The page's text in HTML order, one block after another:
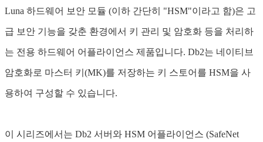
Luna 하드웨어 보안 모듈 (이하 간단히 "HSM"이라고 함)은 고
급 보안 기능을 갖춘 환경에서 키 관리 및 암호화 등을 처리하
는 전용 하드웨어 어플라이언스 제품입니다. Db2는 네이티브
암호화로 마스터 키(MK)를 저장하는 키 스토어를 HSM을 사
용하여 구성할 수 있습니다.
이 시리즈에서는 Db2 서버와 HSM 어플라이언스 (SafeNet